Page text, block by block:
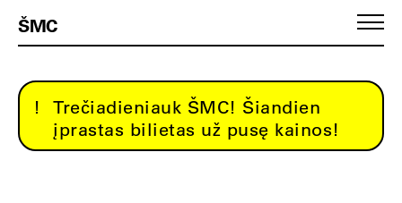
ŠMC
Trečiadieniauk ŠMC! Šiandien
įprastas bilietas už pusę kainos!